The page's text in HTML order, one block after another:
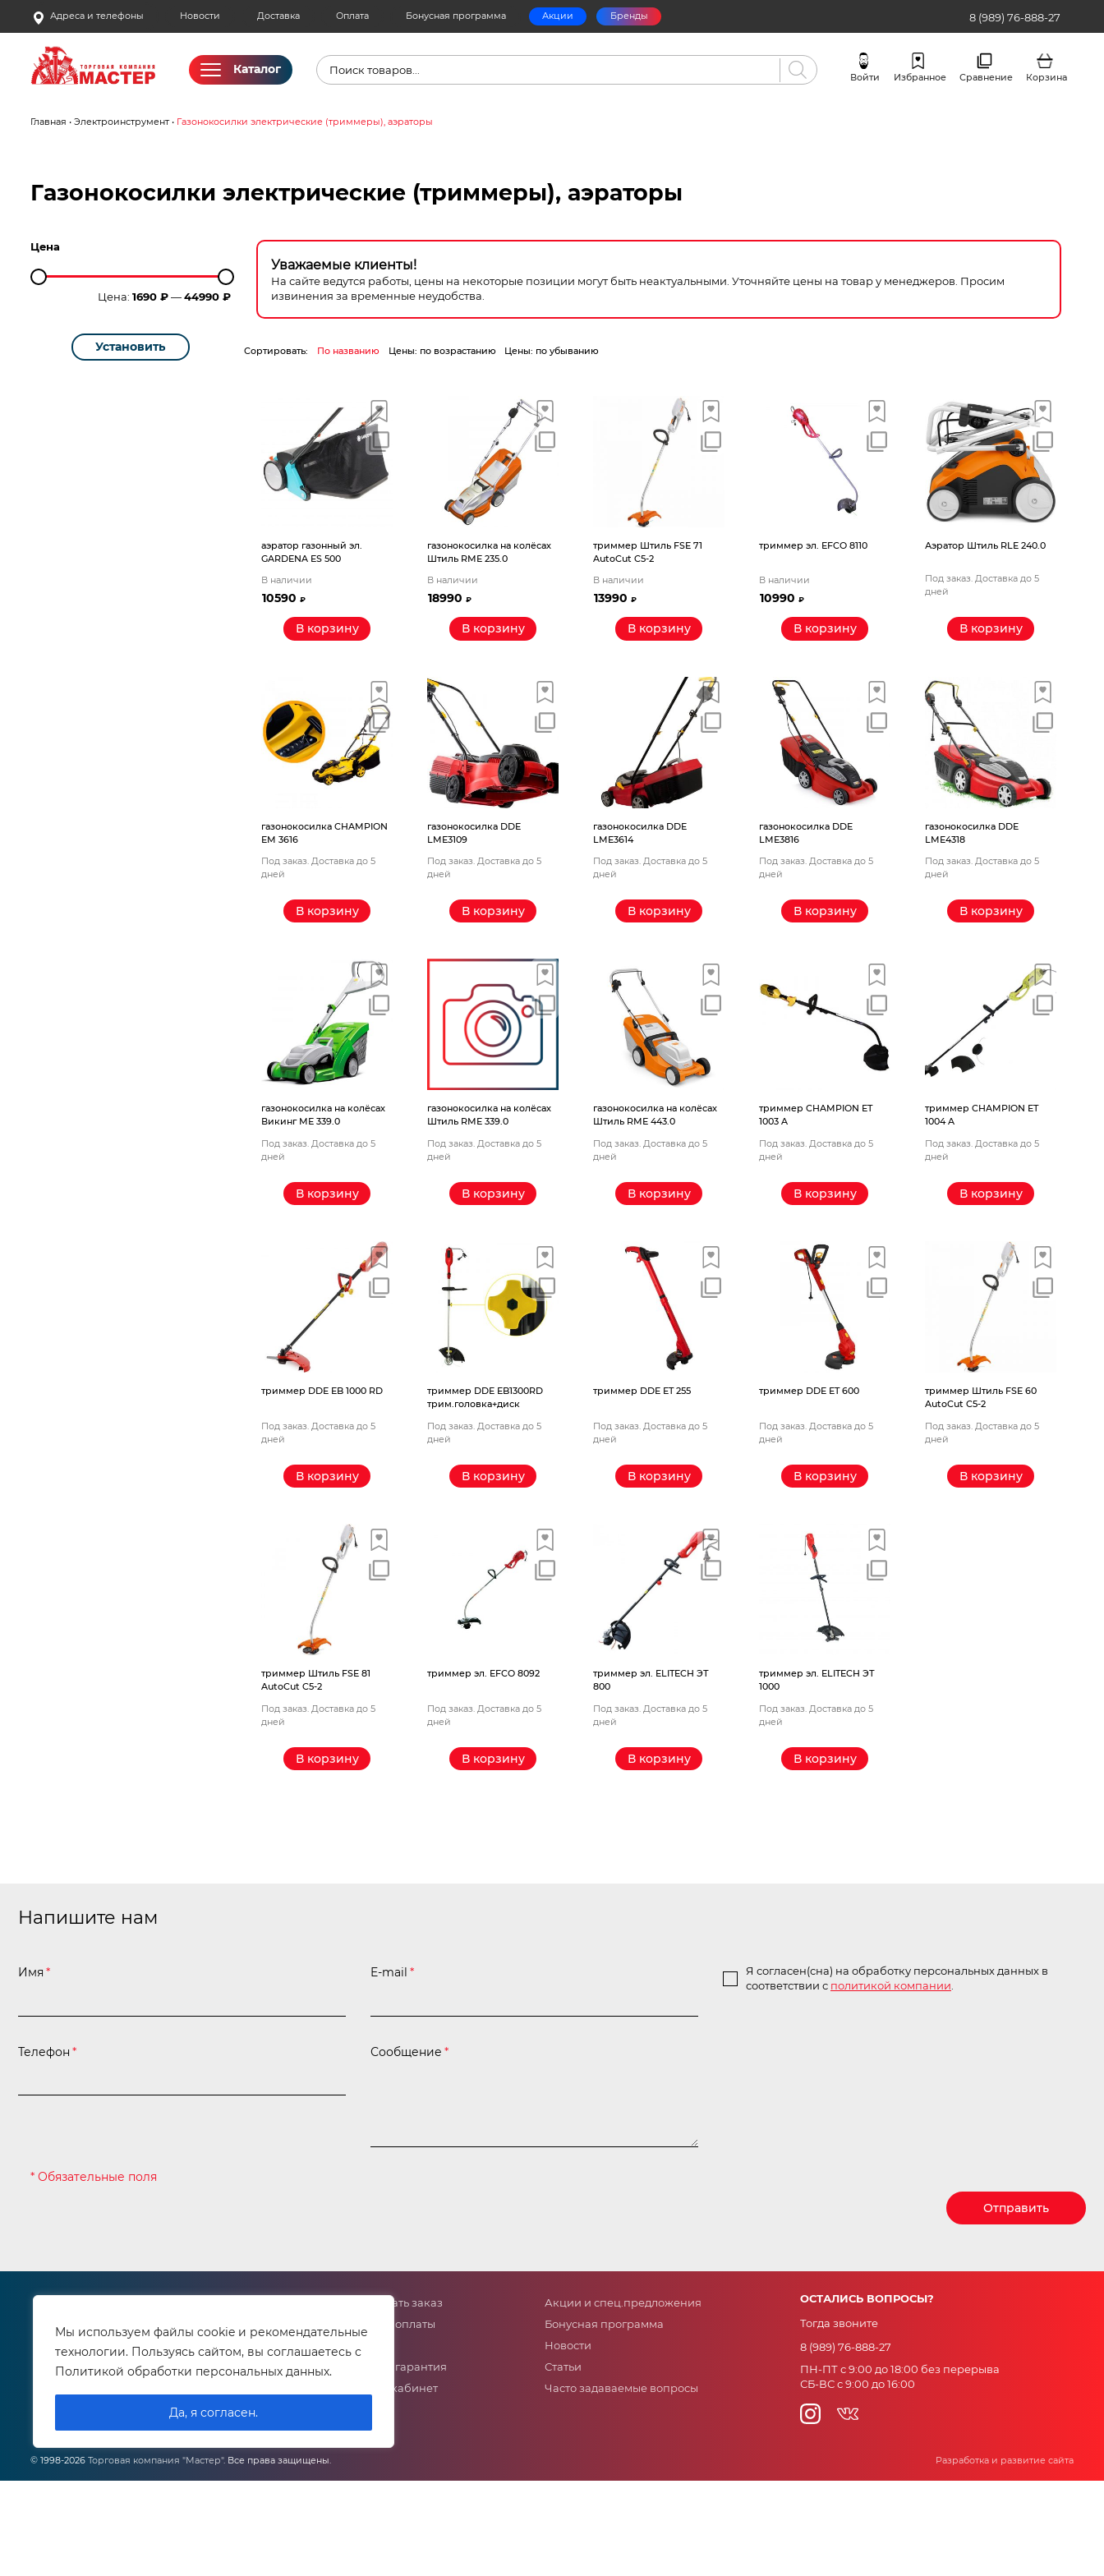
Мы используем файлы cookie и рекомендательные
технологии. Пользуясь сайтом, вы соглашаетесь с
Политикой обработки персональных данных.
Да, я согласен.
to
content
Адреса и телефоны Новости Доставка Оплата Бонусная программа Акции Бренды 8 (989) 76-888-27
Бассейны
Инструмент ручной
Клининговое оборудование
Каталог
Поиск
товаров
Войти Избранное Сравнение Корзина
Главная • Электроинструмент• Газонокосилки электрические (триммеры), аэраторы
Газонокосилки электрические (триммеры), аэраторы
Уважаемые клиенты!
На сайте ведутся работы, цены на некоторые позиции могут быть неактуальными. Уточняйте цены на товар у менеджеров. Просим
извинения за временные неудобства.
Сортировать: По названию Цены: по возрастанию Цены: по убыванию
аэратор газонный эл.
GARDENA ES 500
В наличии
10590₽
В корзину
газонокосилка на колёсах
Штиль RМЕ 235.0
В наличии
18990₽
В корзину
триммер Штиль FSE 71
AutoCut C5-2
В наличии
13990₽
В корзину
триммер эл. EFCO 8110
В наличии
10990₽
В корзину
Аэратор Штиль RLE 240.0
Под заказ. Доставка до 5
дней
В корзину
газонокосилка CHAMPION
EM 3616
Под заказ. Доставка до 5
дней
В корзину
газонокосилка DDE
LME3109
Под заказ. Доставка до 5
дней
В корзину
газонокосилка DDE
LME3614
Под заказ. Доставка до 5
дней
В корзину
газонокосилка DDE
LME3816
Под заказ. Доставка до 5
дней
В корзину
газонокосилка DDE
LME4318
Под заказ. Доставка до 5
дней
В корзину
газонокосилка на колёсах
Викинг МЕ 339.0
Под заказ. Доставка до 5
дней
В корзину
газонокосилка на колёсах
Штиль RМЕ 339.0
Под заказ. Доставка до 5
дней
В корзину
газонокосилка на колёсах
Штиль RМЕ 443.0
Под заказ. Доставка до 5
дней
В корзину
триммер CHAMPION ET
1003 A
Под заказ. Доставка до 5
дней
В корзину
триммер CHAMPION ET
1004 A
Под заказ. Доставка до 5
дней
В корзину
триммер DDE EB 1000 RD
Под заказ. Доставка до 5
дней
В корзину
триммер DDE EB1300RD
трим.головка+диск
Под заказ. Доставка до 5
дней
В корзину
триммер DDE ET 255
Под заказ. Доставка до 5
дней
В корзину
триммер DDE ET 600
Под заказ. Доставка до 5
дней
В корзину
триммер Штиль FSE 60
AutoCut C5-2
Под заказ. Доставка до 5
дней
В корзину
триммер Штиль FSE 81
AutoCut C5-2
Под заказ. Доставка до 5
дней
В корзину
триммер эл. EFCO 8092
Под заказ. Доставка до 5
дней
В корзину
триммер эл. ELITECH ЭТ
800
Под заказ. Доставка до 5
дней
В корзину
триммер эл. ELITECH ЭТ
1000
Под заказ. Доставка до 5
дней
В корзину
Цена
Цена: 1690 ₽— 44990 ₽
Установить
Напишите нам
Имя * E-mail *
Я согласен(сна) на обработку персональных данных в
соответствии с политикой компании
Телефон * Сообщение *
* Обязательные поля
Отправить
Сервисный центр
Контактная информация
Как сделать заказ
Способы оплаты
Возрат и гарантия
Личный кабинет
Акции и спец.предложения
Бонусная программа
Новости
Статьи
Часто задаваемые вопросы
ОСТАЛИСЬ ВОПРОСЫ?
Тогда звоните
8 (989) 76-888-27
ПН-ПТ с 9:00 до 18:00 без перерыва
СБ-ВС с 9:00 до 16:00
© 1998-2026 Торговая компания "Мастер". Все права защищены. Разработка и развитие сайта